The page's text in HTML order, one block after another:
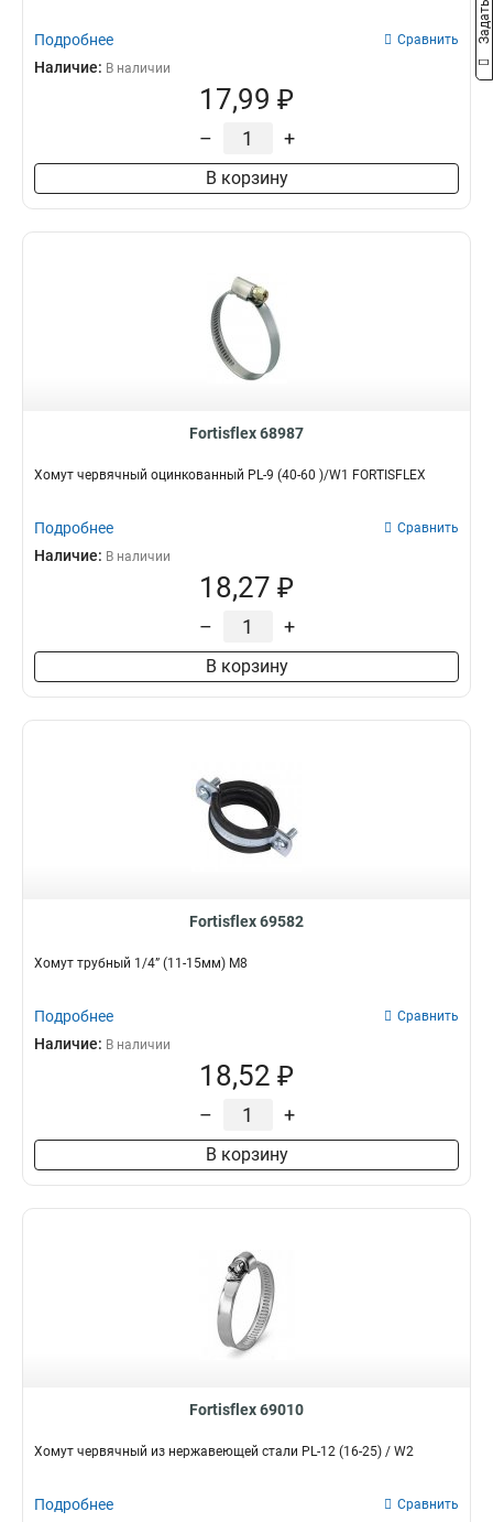
Подробнее Сравнить
Наличие: В наличии
17,99 ₽
– +
В корзину
Fortisflex 68987
Хомут червячный оцинкованный PL-9 (40-60 )/W1 FORTISFLEX
Подробнее Сравнить
Наличие: В наличии
18,27 ₽
– +
В корзину
Fortisflex 69582
Хомут трубный 1/4” (11-15мм) М8
Подробнее Сравнить
Наличие: В наличии
18,52 ₽
– +
В корзину
Fortisflex 69010
Хомут червячный из нержавеющей стали PL-12 (16-25) / W2
Подробнее Сравнить